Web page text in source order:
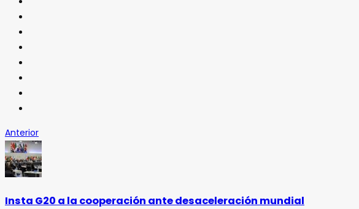
Anterior
Insta G20 a la cooperación ante desaceleración mundial